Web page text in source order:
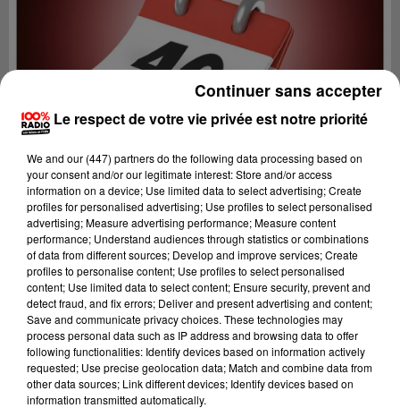
Lecture (1 min 15 sec)
100%
Le respect de votre vie privée est notre priorité
We and our (447) partnersdo the following data processing based on
your consent and/or our legitimate interest: Store and/or access
information on a device; Use limited data to select advertising; Create
profiles for personalised advertising; Use profiles to select personalised
advertising; Measure advertising performance; Measure content
performance; Understand audiences through statistics or combinations
of data from different sources; Develop and improve services; Create
profiles to personalise content; Use profiles to select personalised
content; Use limited data to select content; Ensure security, prevent and
detect fraud, and fix errors; Deliver and present advertising and content;
Save and communicate privacy choices. These technologies may
process personal data such as IP address and browsing data to offer
following functionalities: Identify devices based on information actively
requested; Use precise geolocation data; Match and combine data from
other data sources; Link different devices; Identify devices based on
information transmitted automatically.
Continuer sans accepter